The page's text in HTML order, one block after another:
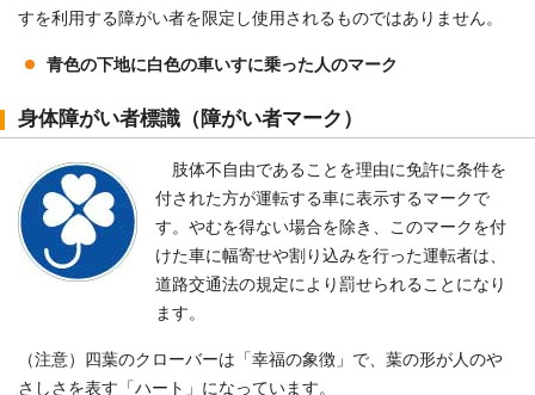
すを利用する障がい者を限定し使用されるものではありません。
青色の下地に白色の車いすに乗った人のマーク
身体障がい者標識（障がい者マーク）
肢体不自由であることを理由に免許に条件を
付された方が運転する車に表示するマークで
す。やむを得ない場合を除き、このマークを付
けた車に幅寄せや割り込みを行った運転者は、
道路交通法の規定により罰せられることになり
ます。
（注意）四葉のクローバーは「幸福の象徴」で、葉の形が人のや
さしさを表す「ハート」になっています。